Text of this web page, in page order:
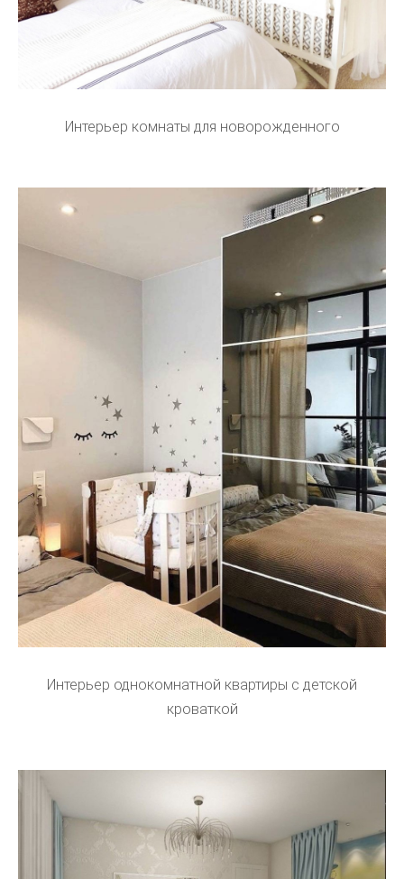
Интерьер комнаты для новорожденного
Интерьер однокомнатной квартиры с детской
кроваткой